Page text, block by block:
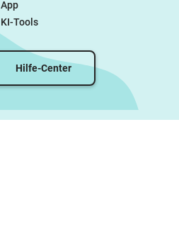
App
KI-Tools
Hilfe-Center